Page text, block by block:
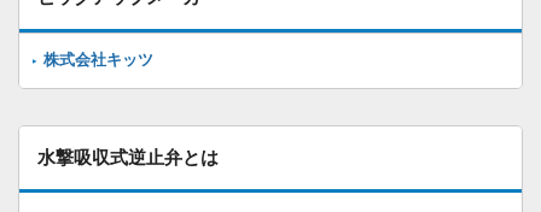
株式会社キッツ
水撃吸収式逆止弁とは